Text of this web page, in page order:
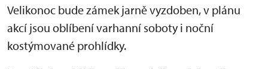
Velikonoc bude zámek jarně vyzdoben, v plánu
akcí jsou oblíbení varhanní soboty i noční
kostýmované prohlídky.